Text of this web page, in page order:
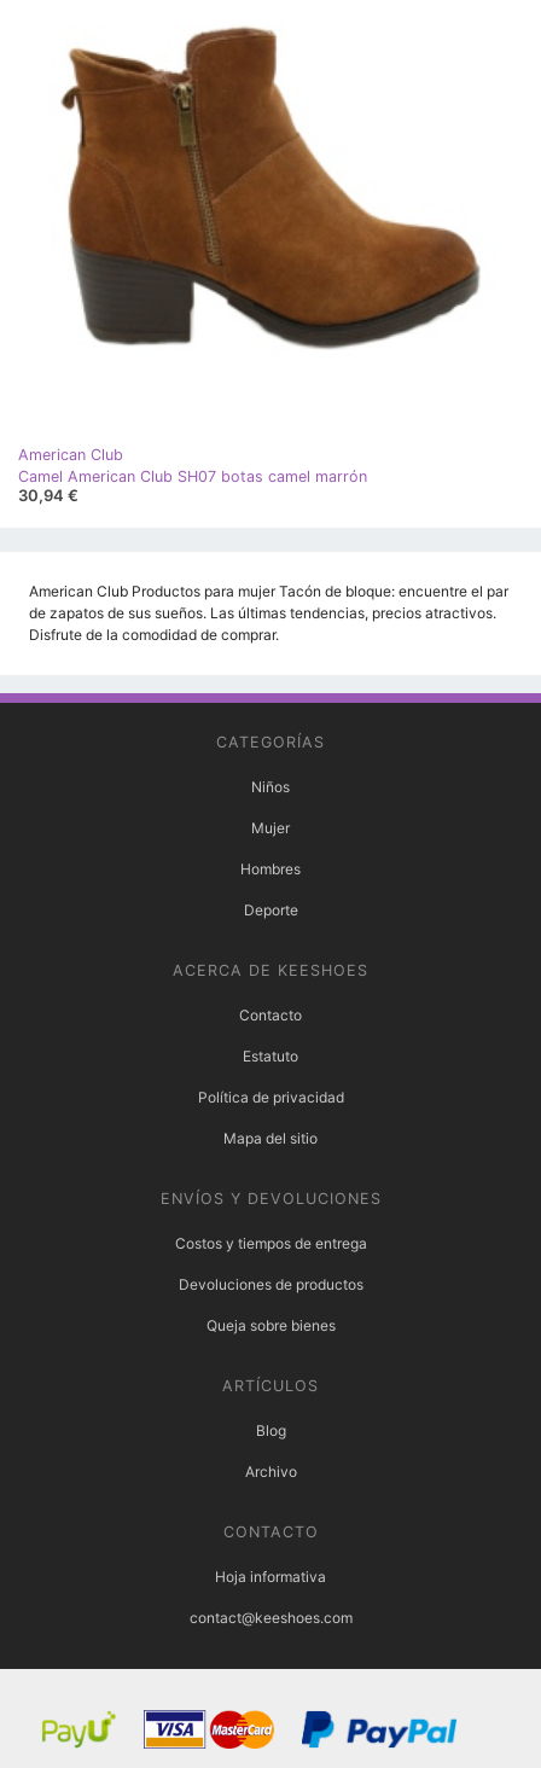
American Club
Camel American Club SH07 botas camel marrón
30,94 €
American Club Productos para mujer Tacón de bloque: encuentre el par
de zapatos de sus sueños. Las últimas tendencias, precios atractivos.
Disfrute de la comodidad de comprar.
CATEGORÍAS
Niños
Mujer
Hombres
Deporte
ACERCA DE KEESHOES
Contacto
Estatuto
Política de privacidad
Mapa del sitio
ENVÍOS Y DEVOLUCIONES
Costos y tiempos de entrega
Devoluciones de productos
Queja sobre bienes
ARTÍCULOS
Blog
Archivo
CONTACTO
Hoja informativa
contact@keeshoes.com